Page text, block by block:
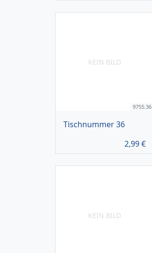
KEIN BILD
9755.36
Tischnummer 36
2,99€
KEIN BILD